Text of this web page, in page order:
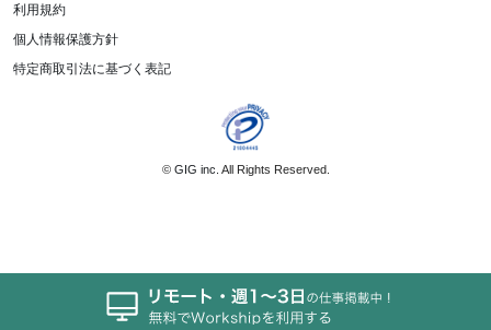
利用規約
個人情報保護方針
特定商取引法に基づく表記
© GIG inc. All Rights Reserved.